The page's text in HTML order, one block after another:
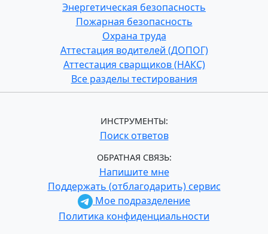
Энергетическая безопасность
Пожарная безопасность
Охрана труда
Аттестация водителей (ДОПОГ)
Аттестация сварщиков (НАКС)
Все разделы тестирования
ИНСТРУМЕНТЫ:
Поиск ответов
ОБРАТНАЯ СВЯЗЬ:
Напишите мне
Поддержать (отблагодарить) сервис
Мое подразделение
Политика конфиденциальности